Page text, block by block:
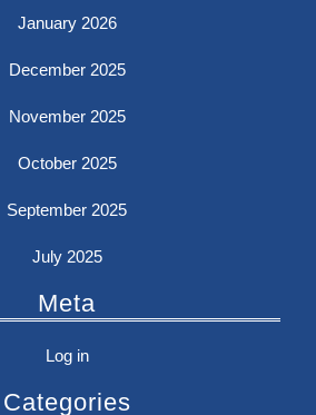
January 2026
December 2025
November 2025
October 2025
September 2025
July 2025
Meta
Log in
Categories